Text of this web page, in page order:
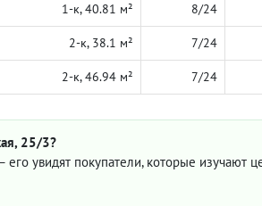
1-к, 40.81 м² 8/24
2-к, 38.1 м² 7/24
2-к, 46.94 м² 7/24
25/3?
его увидят покупатели, которые изучают